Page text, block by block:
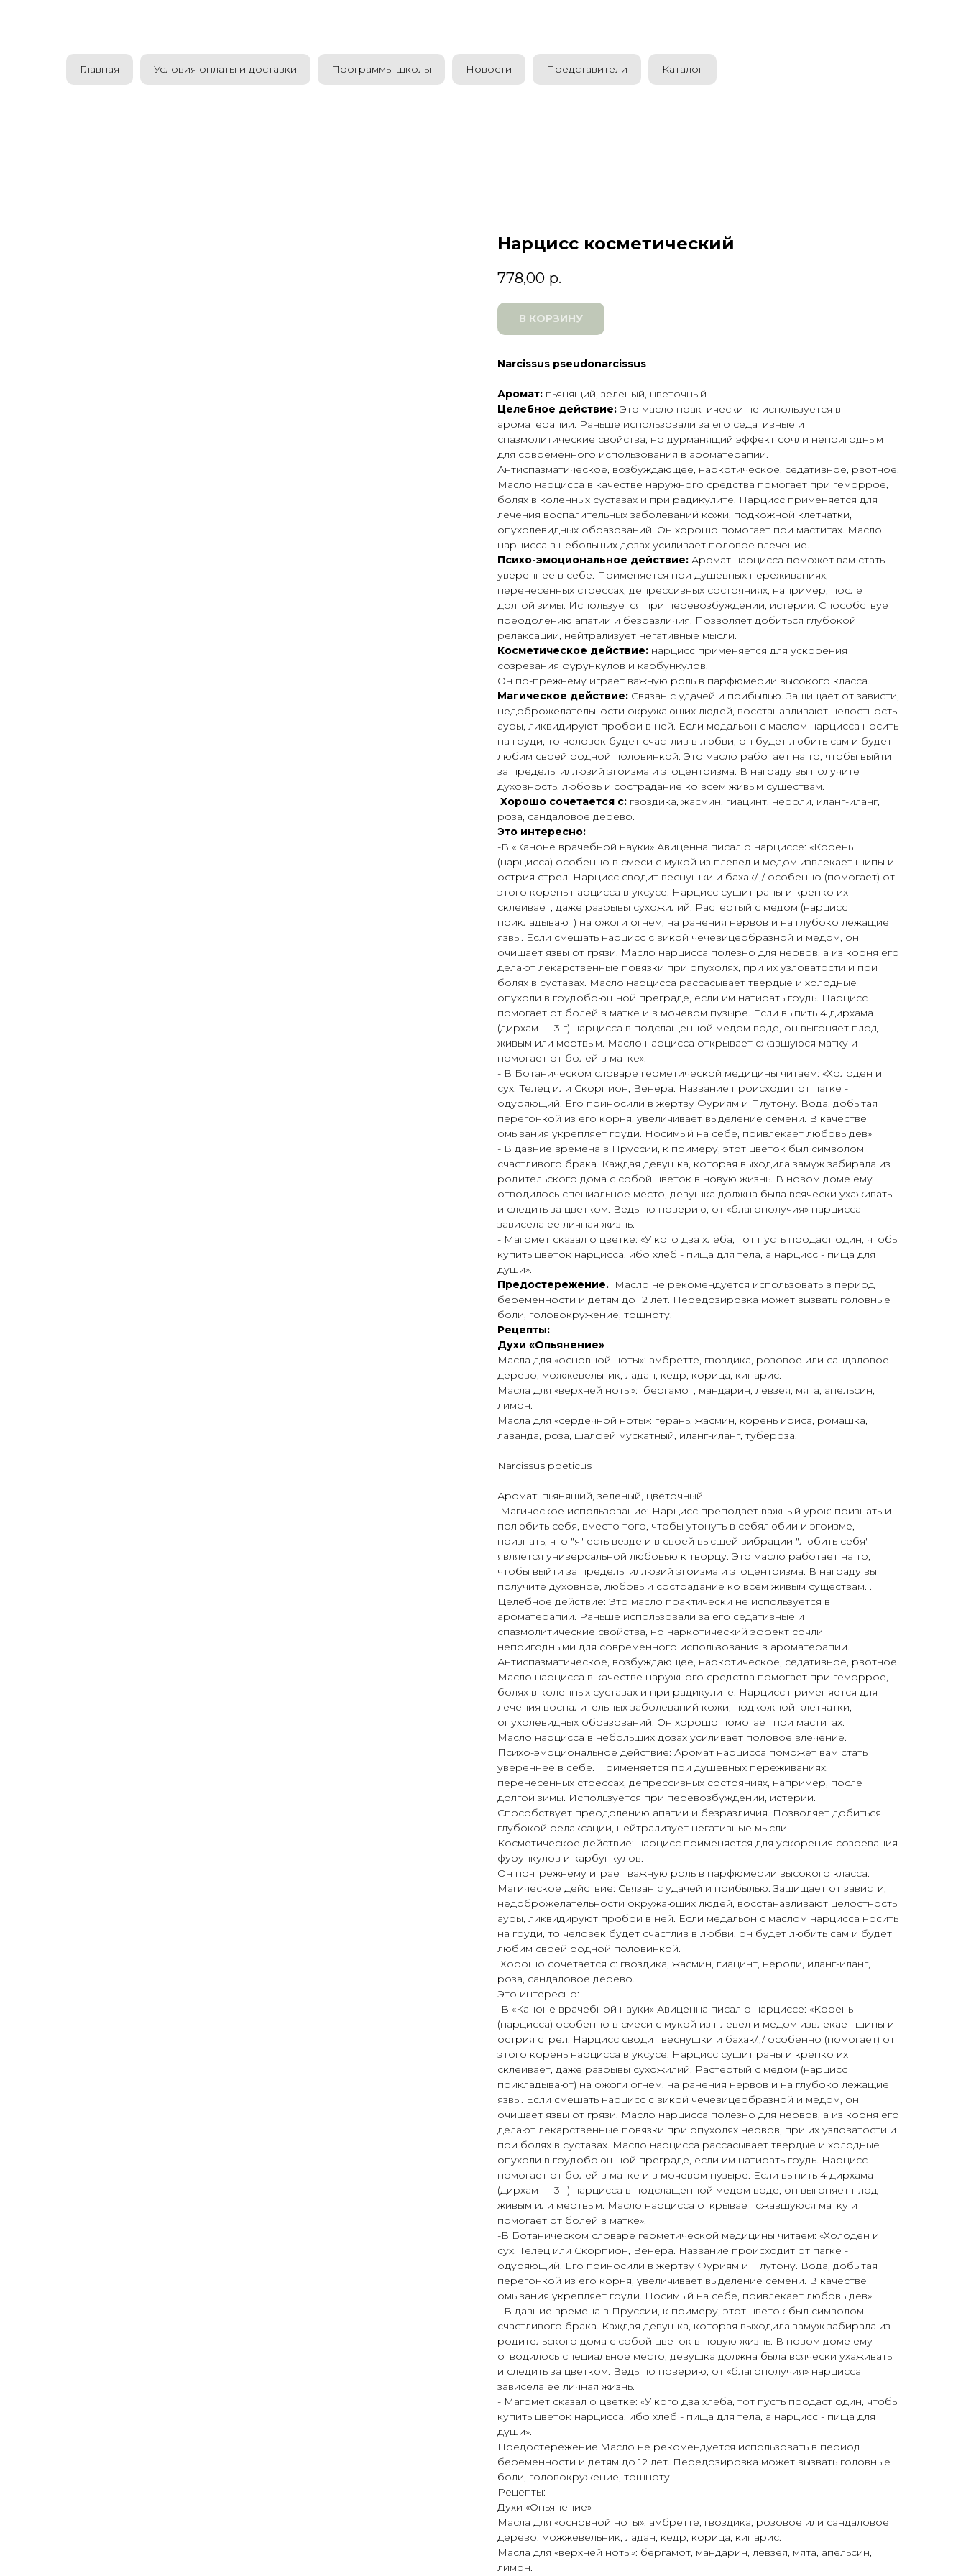
Главная Условия оплаты и доставки Программы школы Новости Представители Каталог
Нарцисс косметический
778,00 р.
В КОРЗИНУ
Narcissus pseudonarcissus
Аромат: пьянящий, зеленый, цветочный
Целебное действие: Это масло практически не используется в
ароматерапии. Раньше использовали за его седативные и
спазмолитические свойства, но дурманящий эффект сочли непригодным
для современного использования в ароматерапии.
Антиспазматическое, возбуждающее, наркотическое, седативное, рвотное.
Масло нарцисса в качестве наружного средства помогает при геморрое,
болях в коленных суставах и при радикулите. Нарцисс применяется для
лечения воспалительных заболеваний кожи, подкожной клетчатки,
опухолевидных образований. Он хорошо помогает при маститах. Масло
нарцисса в небольших дозах усиливает половое влечение.
Психо-эмоциональное действие: Аромат нарцисса поможет вам стать
увереннее в себе. Применяется при душевных переживаниях,
перенесенных стрессах, депрессивных состояниях, например, после
долгой зимы. Используется при перевозбуждении, истерии. Способствует
преодолению апатии и безразличия. Позволяет добиться глубокой
релаксации, нейтрализует негативные мысли.
Косметическое действие: нарцисс применяется для ускорения
созревания фурункулов и карбункулов.
Он по-прежнему играет важную роль в парфюмерии высокого класса.
Магическое действие: Связан с удачей и прибылью. Защищает от зависти,
недоброжелательности окружающих людей, восстанавливают целостность
ауры, ликвидируют пробои в ней. Если медальон с маслом нарцисса носить
на груди, то человек будет счастлив в любви, он будет любить сам и будет
любим своей родной половинкой. Это масло работает на то, чтобы выйти
за пределы иллюзий эгоизма и эгоцентризма. В награду вы получите
духовность, любовь и сострадание ко всем живым существам.
Хорошо сочетается с: гвоздика, жасмин, гиацинт, нероли, иланг-иланг,
роза, сандаловое дерево.
Это интересно:
-В «Каноне врачебной науки» Авиценна писал о нарциссе: «Корень
(нарцисса) особенно в смеси с мукой из плевел и медом извлекает шипы и
острия стрел. Нарцисс сводит веснушки и бахак/.,/ особенно (помогает) от
этого корень нарцисса в уксусе. Нарцисс сушит раны и крепко их
склеивает, даже разрывы сухожилий. Растертый с медом (нарцисс
прикладывают) на ожоги огнем, на ранения нервов и на глубоко лежащие
язвы. Если смешать нарцисс с викой чечевицеобразной и медом, он
очищает язвы от грязи. Масло нарцисса полезно для нервов, а из корня его
делают лекарственные повязки при опухолях, при их узловатости и при
болях в суставах. Масло нарцисса рассасывает твердые и холодные
опухоли в грудобрюшной преграде, если им натирать грудь. Нарцисс
помогает от болей в матке и в мочевом пузыре. Если выпить 4 дирхама
(дирхам — 3 г) нарцисса в подслащенной медом воде, он выгоняет плод
живым или мертвым. Масло нарцисса открывает сжавшуюся матку и
помогает от болей в матке».
- В Ботаническом словаре герметической медицины читаем: «Холоден и
сух. Телец или Скорпион, Венера. Название происходит от пагке -
одуряющий. Его приносили в жертву Фуриям и Плутону. Вода, добытая
перегонкой из его корня, увеличивает выделение семени. В качестве
омывания укрепляет груди. Носимый на себе, привлекает любовь дев»
- В давние времена в Пруссии, к примеру, этот цветок был символом
счастливого брака. Каждая девушка, которая выходила замуж забирала из
родительского дома с собой цветок в новую жизнь. В новом доме ему
отводилось специальное место, девушка должна была всячески ухаживать
и следить за цветком. Ведь по поверию, от «благополучия» нарцисса
зависела ее личная жизнь.
- Магомет сказал о цветке: «У кого два хлеба, тот пусть продаст один, чтобы
купить цветок нарцисса, ибо хлеб - пища для тела, а нарцисс - пища для
души».
Предостережение. Масло не рекомендуется использовать в период
беременности и детям до 12 лет. Передозировка может вызвать головные
боли, головокружение, тошноту.
Рецепты:
Духи «Опьянение»
Масла для «основной ноты»: амбретте, гвоздика, розовое или сандаловое
дерево, можжевельник, ладан, кедр, корица, кипарис.
Масла для «верхней ноты»: бергамот, мандарин, левзея, мята, апельсин,
лимон.
Масла для «сердечной ноты»: герань, жасмин, корень ириса, ромашка,
лаванда, роза, шалфей мускатный, иланг-иланг, тубероза.
Narcissus poeticus
Аромат: пьянящий, зеленый, цветочный
Магическое использование: Нарцисс преподает важный урок: признать и
полюбить себя, вместо того, чтобы утонуть в себялюбии и эгоизме,
признать, что "я" есть везде и в своей высшей вибрации "любить себя"
является универсальной любовью к творцу. Это масло работает на то,
чтобы выйти за пределы иллюзий эгоизма и эгоцентризма. В награду вы
получите духовное, любовь и сострадание ко всем живым существам. .
Целебное действие: Это масло практически не используется в
ароматерапии. Раньше использовали за его седативные и
спазмолитические свойства, но наркотический эффект сочли
непригодными для современного использования в ароматерапии.
Антиспазматическое, возбуждающее, наркотическое, седативное, рвотное.
Масло нарцисса в качестве наружного средства помогает при геморрое,
болях в коленных суставах и при радикулите. Нарцисс применяется для
лечения воспалительных заболеваний кожи, подкожной клетчатки,
опухолевидных образований. Он хорошо помогает при маститах.
Масло нарцисса в небольших дозах усиливает половое влечение.
Психо-эмоциональное действие: Аромат нарцисса поможет вам стать
увереннее в себе. Применяется при душевных переживаниях,
перенесенных стрессах, депрессивных состояниях, например, после
долгой зимы. Используется при перевозбуждении, истерии.
Способствует преодолению апатии и безразличия. Позволяет добиться
глубокой релаксации, нейтрализует негативные мысли.
Косметическое действие: нарцисс применяется для ускорения созревания
фурункулов и карбункулов.
Он по-прежнему играет важную роль в парфюмерии высокого класса.
Магическое действие: Связан с удачей и прибылью. Защищает от зависти,
недоброжелательности окружающих людей, восстанавливают целостность
ауры, ликвидируют пробои в ней. Если медальон с маслом нарцисса носить
на груди, то человек будет счастлив в любви, он будет любить сам и будет
любим своей родной половинкой.
Хорошо сочетается с: гвоздика, жасмин, гиацинт, нероли, иланг-иланг,
роза, сандаловое дерево.
Это интересно:
-В «Каноне врачебной науки» Авиценна писал о нарциссе: «Корень
(нарцисса) особенно в смеси с мукой из плевел и медом извлекает шипы и
острия стрел. Нарцисс сводит веснушки и бахак/.,/ особенно (помогает) от
этого корень нарцисса в уксусе. Нарцисс сушит раны и крепко их
склеивает, даже разрывы сухожилий. Растертый с медом (нарцисс
прикладывают) на ожоги огнем, на ранения нервов и на глубоко лежащие
язвы. Если смешать нарцисс с викой чечевицеобразной и медом, он
очищает язвы от грязи. Масло нарцисса полезно для нервов, а из корня его
делают лекарственные повязки при опухолях нервов, при их узловатости и
при болях в суставах. Масло нарцисса рассасывает твердые и холодные
опухоли в грудобрюшной преграде, если им натирать грудь. Нарцисс
помогает от болей в матке и в мочевом пузыре. Если выпить 4 дирхама
(дирхам — 3 г) нарцисса в подслащенной медом воде, он выгоняет плод
живым или мертвым. Масло нарцисса открывает сжавшуюся матку и
помогает от болей в матке».
-В Ботаническом словаре герметической медицины читаем: «Холоден и
сух. Телец или Скорпион, Венера. Название происходит от пагке -
одуряющий. Его приносили в жертву Фуриям и Плутону. Вода, добытая
перегонкой из его корня, увеличивает выделение семени. В качестве
омывания укрепляет груди. Носимый на себе, привлекает любовь дев»
- В давние времена в Пруссии, к примеру, этот цветок был символом
счастливого брака. Каждая девушка, которая выходила замуж забирала из
родительского дома с собой цветок в новую жизнь. В новом доме ему
отводилось специальное место, девушка должна была всячески ухаживать
и следить за цветком. Ведь по поверию, от «благополучия» нарцисса
зависела ее личная жизнь.
- Магомет сказал о цветке: «У кого два хлеба, тот пусть продаст один, чтобы
купить цветок нарцисса, ибо хлеб - пища для тела, а нарцисс - пища для
души».
Предостережение.Масло не рекомендуется использовать в период
беременности и детям до 12 лет. Передозировка может вызвать головные
боли, головокружение, тошноту.
Рецепты:
Духи «Опьянение»
Масла для «основной ноты»: амбретте, гвоздика, розовое или сандаловое
дерево, можжевельник, ладан, кедр, корица, кипарис.
Масла для «верхней ноты»: бергамот, мандарин, левзея, мята, апельсин,
лимон.